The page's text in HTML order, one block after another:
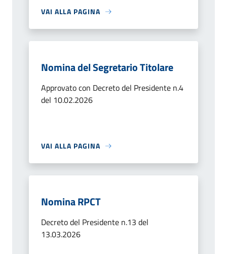
VAI ALLA PAGINA
Nomina del Segretario Titolare
Approvato con Decreto del Presidente n.4
del 10.02.2026
VAI ALLA PAGINA
Nomina RPCT
Decreto del Presidente n.13 del
13.03.2026